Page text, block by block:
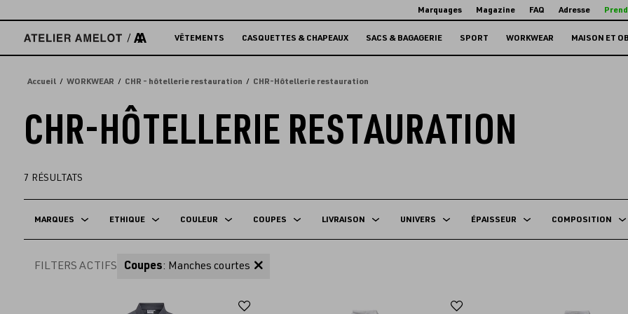
directement
contenu
Marquages Magazine FAQ Adresse
VÊTEMENTS CASQUETTES & CHAPEAUX SACS & BAGAGERIE SPORT WORKWEAR MAISON ET
Accueil WORKWEAR CHR - hôtellerie restauration CHR-Hôtellerie restauration
CHR-HÔTELLERIE RESTAURATION
7 RÉSULTATS
MARQUES ETHIQUE COULEUR COUPES LIVRAISON UNIVERS ÉPAISSEUR COMPOSITION
FILTERS ACTIFS Coupes: Manches courtes